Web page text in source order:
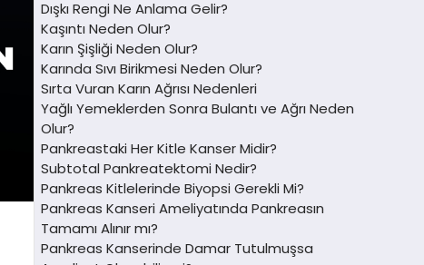
Dışkı Rengi Ne Anlama Gelir?
Kaşıntı Neden Olur?
Karın Şişliği Neden Olur?
Karında Sıvı Birikmesi Neden Olur?
Sırta Vuran Karın Ağrısı Nedenleri
Yağlı Yemeklerden Sonra Bulantı ve Ağrı Neden
Olur?
Pankreastaki Her Kitle Kanser Midir?
Subtotal Pankreatektomi Nedir?
Pankreas Kitlelerinde Biyopsi Gerekli Mi?
Pankreas Kanseri Ameliyatında Pankreasın
Tamamı Alınır mı?
Pankreas Kanserinde Damar Tutulmuşsa